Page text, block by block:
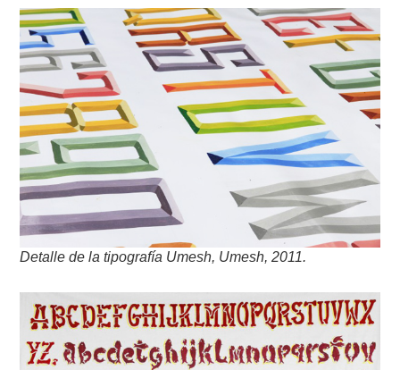
Detalle de la tipografía Umesh, Umesh, 2011.